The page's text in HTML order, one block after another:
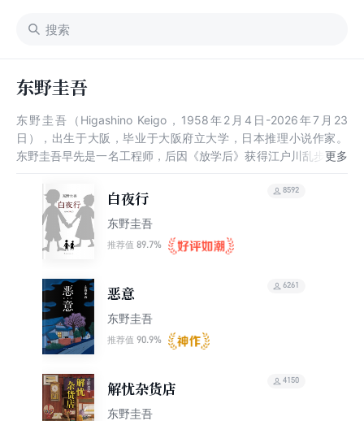
东野圭吾
东野圭吾（Higashino Keigo，1958年2月4日-2026年7月23
日），出生于大阪，毕业于大阪府立大学，日本推理小说作家。
东野圭吾早先是一名工程师，后因《放学后》获得江户川乱步奖，
《白夜行》等，曾获日本推理作家协会奖、直木奖等荣誉，是日本
推理小说界罕见的“三冠王”。
白夜行
东野圭吾
推荐值 89.7%
8592
恶意
东野圭吾
推荐值 90.9%
6261
解忧杂货店
东野圭吾
4150